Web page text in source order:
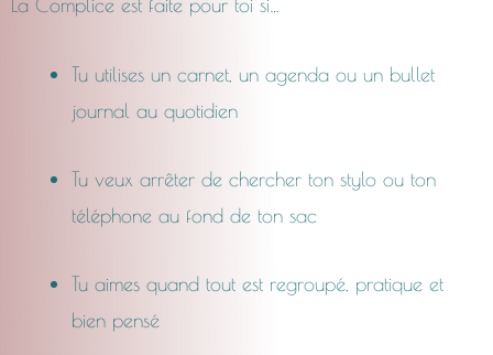
Tu utilises un carnet, un agenda ou un bullet
journal au quotidien
Tu veux arrêter de chercher ton stylo ou ton
téléphone au fond de ton sac
Tu aimes quand tout est regroupé, pratique et
bien pensé